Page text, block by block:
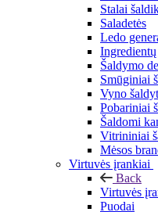
Stalai
Saladetės
Ledo
Šaldymo
Smūginiai
Vyno
Pobariniai
Šaldomi
Vitrininiai
Mėsos
Virtuvės įrankiai
Back
Virtuvės
Puodai